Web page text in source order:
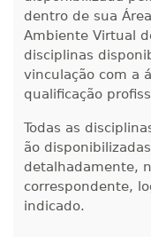
dentro de sua
Ambiente Virtual
disciplinas
vinculação com a
qualificação
Todas as
ão
detalhadamente,
correspondente,
indicado.